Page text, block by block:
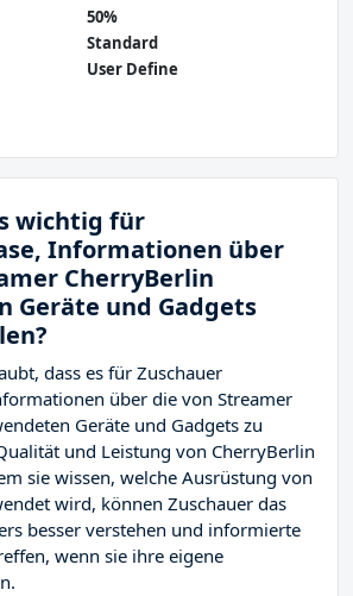
50%
Standard
User Define
wichtig für
Informationen über
CherryBerlin
Geräte und Gadgets
dass es für Zuschauer
über die von Streamer
Geräte und Gadgets zu
und Leistung von CherryBerlin
sie wissen, welche Ausrüstung von
wird, können Zuschauer das
besser verstehen und informierte
wenn sie ihre eigene